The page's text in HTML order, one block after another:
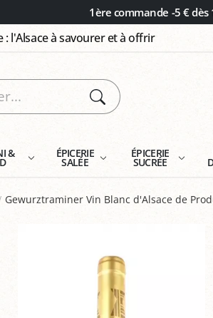
1ère commande -5 € dès
: l'Alsace à savourer et à offrir
& ÉPICERIE
SALÉE
ÉPICERIE
SUCRÉE
Gewurztraminer Vin Blanc d'Alsace de